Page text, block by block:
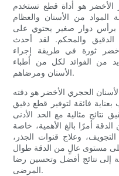
الأخضر هو أداة قطع تستخدم
من الأسنان والعظام
برأس دوار صغير يحتوي على
والمحكم. لقد أحدث
ثورة في طريقة إجراء
من الفوائد لكل من أطباء
الأسنان ومرضاهم.
الحجري الأخضر هو دقته
بعناية فائقة لتوفير قطع دقيق
نتائج مثالية مع الحد الأدنى
أمرًا بالغ الأهمية، خاصة
وعلاج قنوات الجذر،
مستوى عالٍ من الدقة طوال
إلى نتائج أفضل وتحسين رضا
المرضى.